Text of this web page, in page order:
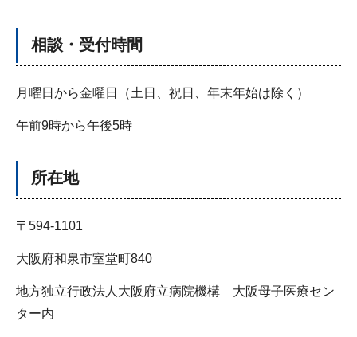
相談・受付時間
月曜日から金曜日（土日、祝日、年末年始は除く）
午前9時から午後5時
所在地
〒594-1101
大阪府和泉市室堂町840
地方独立行政法人大阪府立病院機構 大阪母子医療セン
ター内